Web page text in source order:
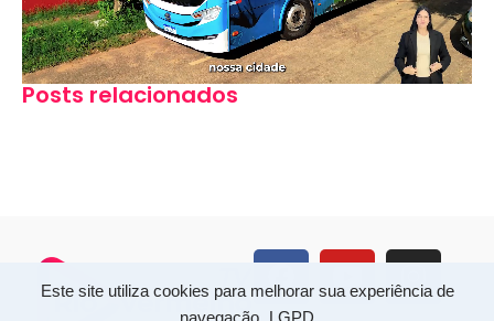
Este site utiliza cookies para melhorar sua experiência de
Posts relacionados